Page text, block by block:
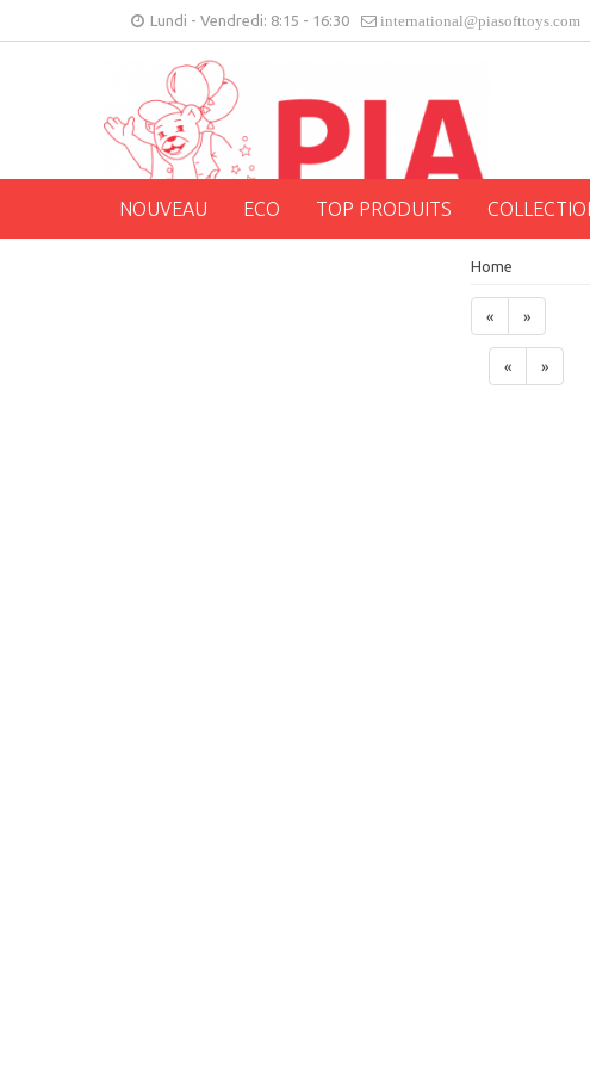
Lundi - Vendredi: 8:15 - 16:30 international@piasofttoys.com
NOUVEAU ECO TOP PRODUITS
Home
« »
« »